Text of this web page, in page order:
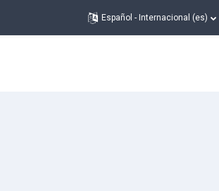
Español - Internacional ‎(es)‎